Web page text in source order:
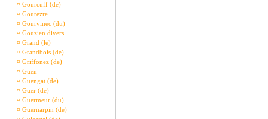
¤ Gourcuff (de)
¤ Gourezre
¤ Gourvinec (du)
¤ Gouzien divers
¤ Grand (le)
¤ Grandbois (de)
¤ Griffonez (de)
¤ Guen
¤ Guengat (de)
¤ Guer (de)
¤ Guermeur (du)
¤ Guernarpin (de)